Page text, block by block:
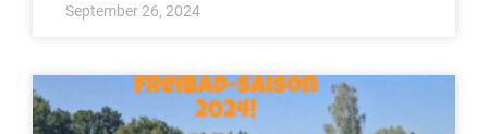
September 26, 2024